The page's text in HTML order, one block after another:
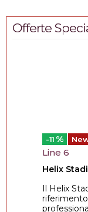
Offerte
-11 %
Line 6
Helix
Il Helix